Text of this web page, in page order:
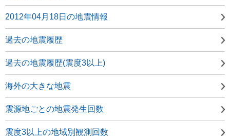
2012年04月18日の地震情報
過去の地震履歴
過去の地震履歴(震度3以上)
海外の大きな地震
震源地ごとの地震発生回数
震度3以上の地域別観測回数